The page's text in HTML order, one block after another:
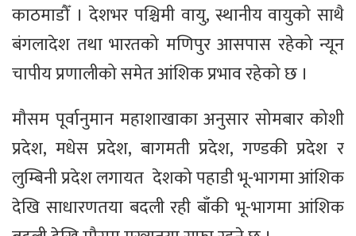
काठमाडौँ । देशभर पश्चिमी वायु, स्थानीय वायुको साथै
बंगलादेश तथा भारतको मणिपुर आसपास रहेको न्यून
चापीय प्रणालीको समेत आंशिक प्रभाव रहेको छ ।
मौसम पूर्वानुमान महाशाखाका अनुसार सोमबार कोशी
प्रदेश, मधेस प्रदेश, बागमती प्रदेश, गण्डकी प्रदेश र
लुम्बिनी प्रदेश लगायत देशको पहाडी भू-भागमा आंशिक
देखि साधारणतया बदली रही बाँकी भू-भागमा आंशिक